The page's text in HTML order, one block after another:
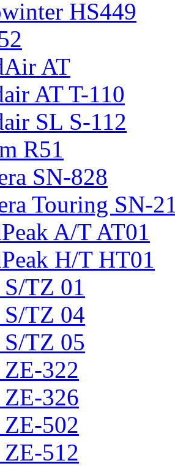
HS449
AT
AT T-110
SL S-112
R51
SN-828
Touring SN-
A/T AT01
H/T HT01
TZ 01
TZ 04
TZ 05
322
326
502
512